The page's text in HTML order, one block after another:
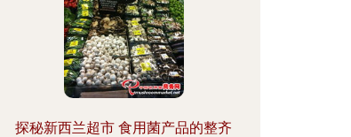
探秘新西兰超市 食用菌产品的整齐